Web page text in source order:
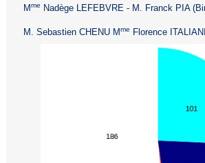
Mme Nadège LEFEBVRE - M. Franck PIA
M. Sebastien CHENU Mme Florence